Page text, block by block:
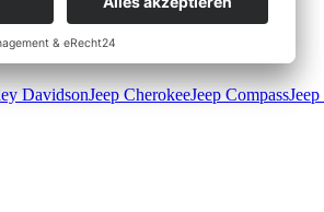
DavidsonJeep CherokeeJeep Compass